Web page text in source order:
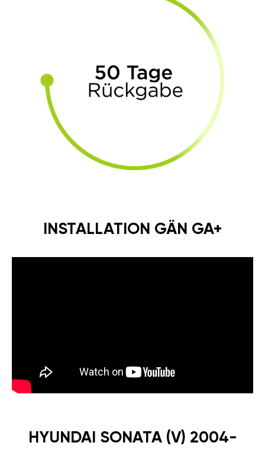
INSTALLATION GÄN GA+
HYUNDAI SONATA (V) 2004-